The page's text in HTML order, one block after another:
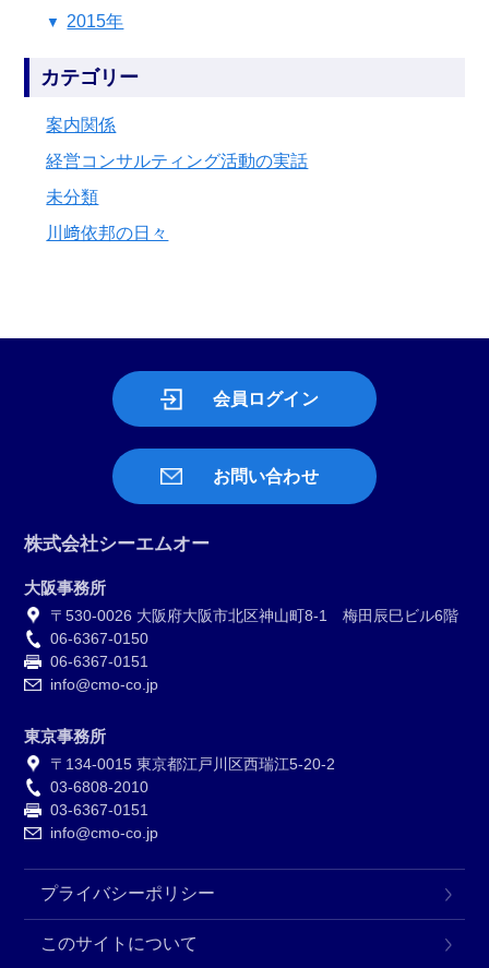
2015年
カテゴリー
案内関係
経営コンサルティング活動の実話
未分類
川﨑依邦の日々
会員ログイン
お問い合わせ
株式会社シーエムオー
大阪事務所
〒530-0026 大阪府大阪市北区神山町8-1 梅田辰巳ビル6階
06-6367-0150
06-6367-0151
info@cmo-co.jp
東京事務所
〒134-0015 東京都江戸川区西瑞江5-20-2
03-6808-2010
03-6367-0151
info@cmo-co.jp
プライバシーポリシー
このサイトについて